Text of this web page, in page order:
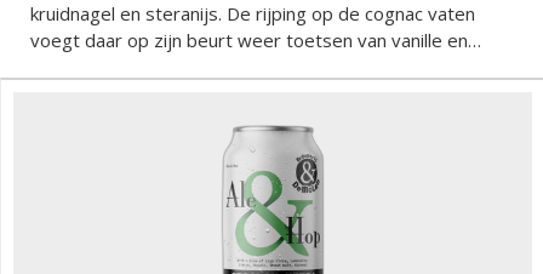
kruidnagel en steranijs. De rijping op de cognac vaten
voegt daar op zijn beurt weer toetsen van vanille en